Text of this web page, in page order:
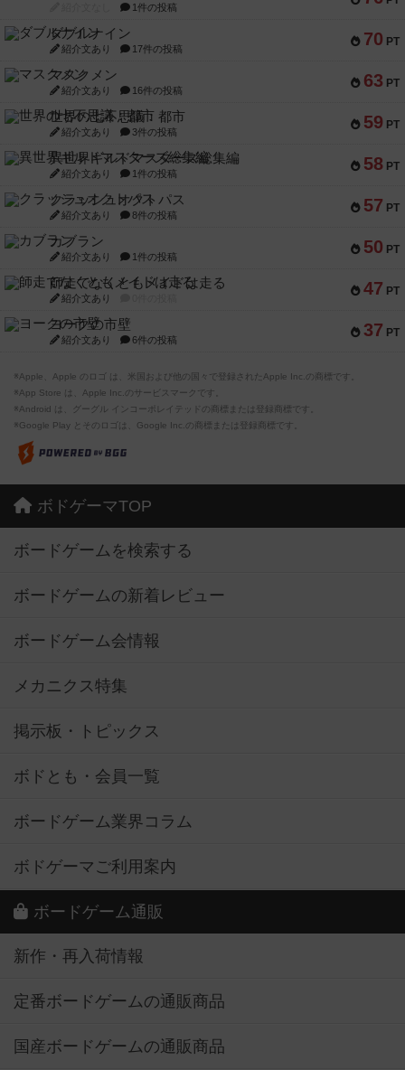
1件の投稿
70 PT
ダブルナイン
紹介文あり 17件の投稿
63 PT
マスクメン
紹介文あり 16件の投稿
59 PT
世界の七不思議：都市
紹介文あり 3件の投稿
58 PT
異世界ギルドマスターズ総集編
紹介文あり 1件の投稿
57 PT
クラッシュオクトパス
紹介文あり 8件の投稿
50 PT
カブラン
紹介文あり 1件の投稿
47 PT
師走でなくともメイドは走る
紹介文あり
37 PT
ヨークの市壁
紹介文あり 6件の投稿
※Apple、Apple のロゴ は、米国および他の国々で登録されたApple Inc.の商標です。
※App Store は、Apple Inc.のサービスマークです。
※Android は、グーグル インコーポレイテッドの商標または登録商標です。
※Google Play とそのロゴは、Google Inc.の商標または登録商標です。
ボドゲーマTOP
ボードゲームを検索する
ボードゲームの新着レビュー
ボードゲーム会情報
メカニクス特集
掲示板・トピックス
ボドとも・会員一覧
ボードゲーム業界コラム
ボドゲーマご利用案内
ボードゲーム通販
新作・再入荷情報
定番ボードゲームの通販商品
国産ボードゲームの通販商品